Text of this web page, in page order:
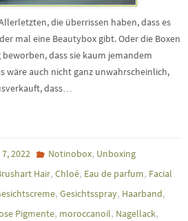
die überrissen haben, dass es
mal eine Beautybox gibt. Oder die Boxen
dass sie kaum jemandem
wäre auch nicht ganz unwahrscheinlich,
dass…
2022 Notinobox, Unboxing
Hair,Chloé, Eau de parfum, Facial
, Gesichtsspray, Haarband,
Pigmente, moroccanoil, Nagellack,